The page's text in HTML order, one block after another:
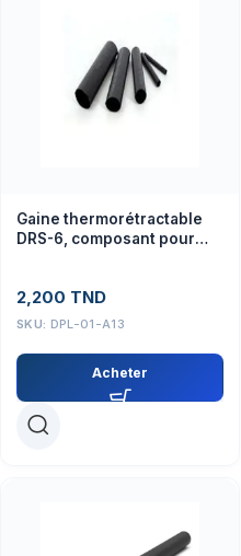
Gaine thermorétractable
DRS-6, composant pour
2,200 TND
SKU: DPL-01-A13
Acheter